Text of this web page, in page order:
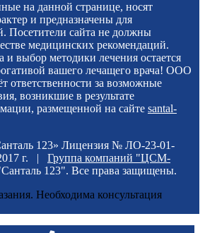
на данной странице, носят
и предназначены для
Посетители сайта не должны
медицинских рекомендаций.
и выбор методики лечения остается
вашего лечащего врача! ООО
ответственности за возможные
возникшие в результате
размещенной на сайте santal-
123» Лицензия № ЛО-23-01-
г. | Группа компаний "ЦСМ-
123". Все права защищены.
Необходима консультация